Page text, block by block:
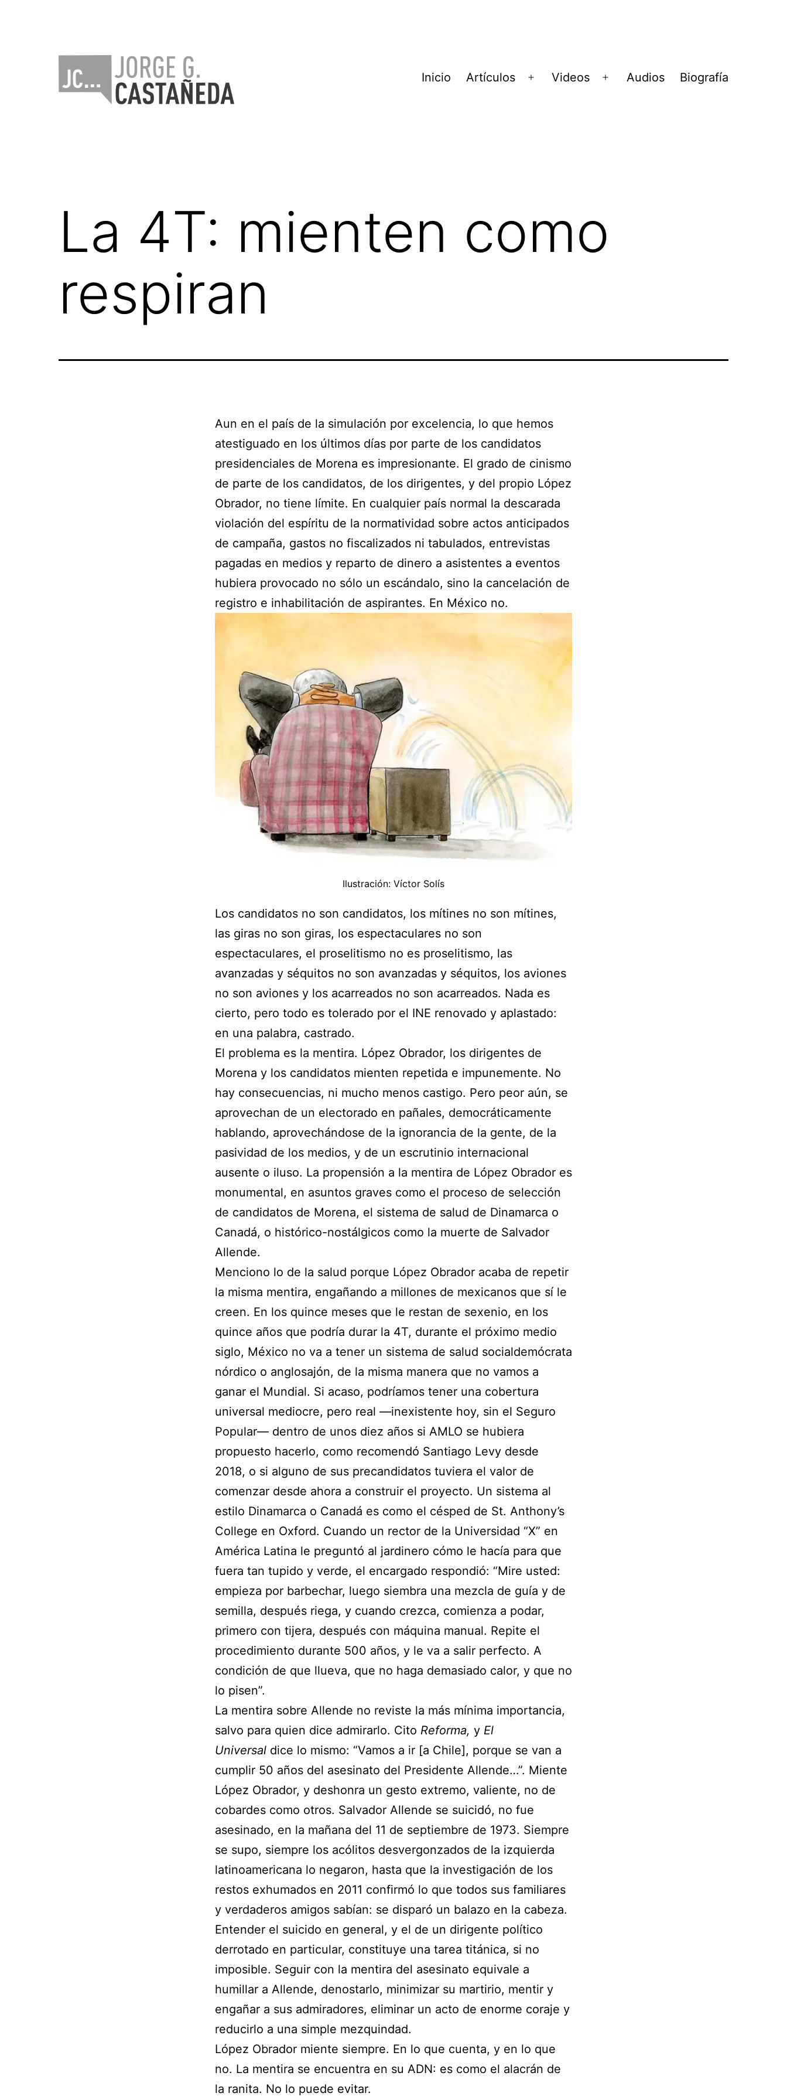
Inicio Artículos
Abrir
Videos
Abrir
Audios Biografía
La 4T: mienten como
respiran
Aun en el país de la simulación por excelencia, lo que hemos
atestiguado en los últimos días por parte de los candidatos
presidenciales de Morena es impresionante. El grado de cinismo
de parte de los candidatos, de los dirigentes, y del propio López
Obrador, no tiene límite. En cualquier país normal la descarada
violación del espíritu de la normatividad sobre actos anticipados
de campaña, gastos no fiscalizados ni tabulados, entrevistas
pagadas en medios y reparto de dinero a asistentes a eventos
hubiera provocado no sólo un escándalo, sino la cancelación de
registro e inhabilitación de aspirantes. En México no.
Ilustración: Víctor Solís
Los candidatos no son candidatos, los mítines no son mítines,
las giras no son giras, los espectaculares no son
espectaculares, el proselitismo no es proselitismo, las
avanzadas y séquitos no son avanzadas y séquitos, los aviones
no son aviones y los acarreados no son acarreados. Nada es
cierto, pero todo es tolerado por el INE renovado y aplastado:
en una palabra, castrado.
El problema es la mentira. López Obrador, los dirigentes de
Morena y los candidatos mienten repetida e impunemente. No
hay consecuencias, ni mucho menos castigo. Pero peor aún, se
aprovechan de un electorado en pañales, democráticamente
hablando, aprovechándose de la ignorancia de la gente, de la
pasividad de los medios, y de un escrutinio internacional
ausente o iluso. La propensión a la mentira de López Obrador es
monumental, en asuntos graves como el proceso de selección
de candidatos de Morena, el sistema de salud de Dinamarca o
Canadá, o histórico-nostálgicos como la muerte de Salvador
Allende.
Menciono lo de la salud porque López Obrador acaba de repetir
la misma mentira, engañando a millones de mexicanos que sí le
creen. En los quince meses que le restan de sexenio, en los
quince años que podría durar la 4T, durante el próximo medio
siglo, México no va a tener un sistema de salud socialdemócrata
nórdico o anglosajón, de la misma manera que no vamos a
ganar el Mundial. Si acaso, podríamos tener una cobertura
universal mediocre, pero real —inexistente hoy, sin el Seguro
Popular— dentro de unos diez años si AMLO se hubiera
propuesto hacerlo, como recomendó Santiago Levy desde
2018, o si alguno de sus precandidatos tuviera el valor de
comenzar desde ahora a construir el proyecto. Un sistema al
estilo Dinamarca o Canadá es como el césped de St. Anthony’s
College en Oxford. Cuando un rector de la Universidad “X” en
América Latina le preguntó al jardinero cómo le hacía para que
fuera tan tupido y verde, el encargado respondió: “Mire usted:
empieza por barbechar, luego siembra una mezcla de guía y de
semilla, después riega, y cuando crezca, comienza a podar,
primero con tijera, después con máquina manual. Repite el
procedimiento durante 500 años, y le va a salir perfecto. A
condición de que llueva, que no haga demasiado calor, y que no
lo pisen”.
La mentira sobre Allende no reviste la más mínima importancia,
salvo para quien dice admirarlo. Cito Reforma, y El
Universal dice lo mismo: “Vamos a ir [a Chile], porque se van a
cumplir 50 años del asesinato del Presidente Allende…”. Miente
López Obrador, y deshonra un gesto extremo, valiente, no de
cobardes como otros. Salvador Allende se suicidó, no fue
asesinado, en la mañana del 11 de septiembre de 1973. Siempre
se supo, siempre los acólitos desvergonzados de la izquierda
latinoamericana lo negaron, hasta que la investigación de los
restos exhumados en 2011 confirmó lo que todos sus familiares
y verdaderos amigos sabían: se disparó un balazo en la cabeza.
Entender el suicido en general, y el de un dirigente político
derrotado en particular, constituye una tarea titánica, si no
imposible. Seguir con la mentira del asesinato equivale a
humillar a Allende, denostarlo, minimizar su martirio, mentir y
engañar a sus admiradores, eliminar un acto de enorme coraje y
reducirlo a una simple mezquindad.
López Obrador miente siempre. En lo que cuenta, y en lo que
no. La mentira se encuentra en su ADN: es como el alacrán de
la ranita. No lo puede evitar.